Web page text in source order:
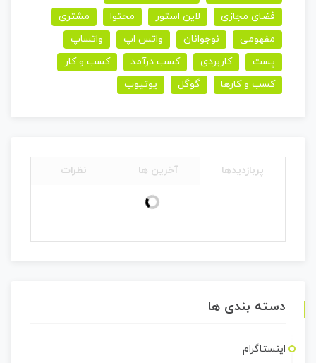
فضای مجازی
لاین استور محتوا
مشتری
مفهومی
نوجوانان واتس اپ
واتساپ
پست
کاربردی کسب درآمد
کسب و کار
کسب و کارها
گوگل یوتیوب
پربازدیدها آخرین ها نظرات
دسته بندی ها
اینستاگرام